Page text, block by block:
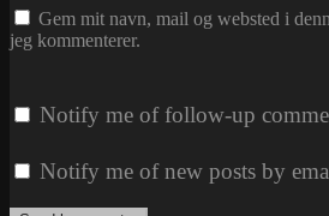
Gem mit navn, mail og websted i
jeg kommenterer.
Notify me of follow-up
Notify me of new posts by